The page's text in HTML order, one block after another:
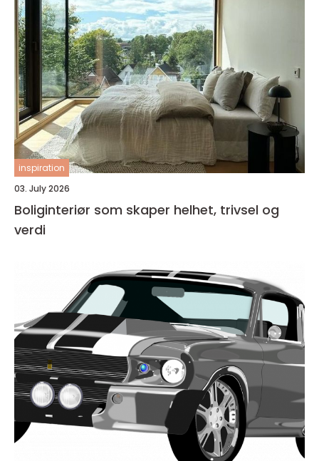
inspiration
03. July 2026
Boliginteriør som skaper helhet, trivsel og
verdi